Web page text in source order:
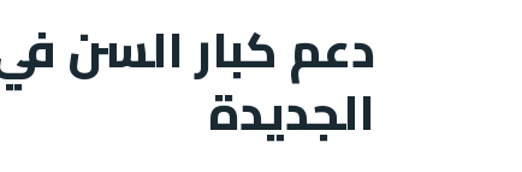
دعم كبار السن
الجديدة